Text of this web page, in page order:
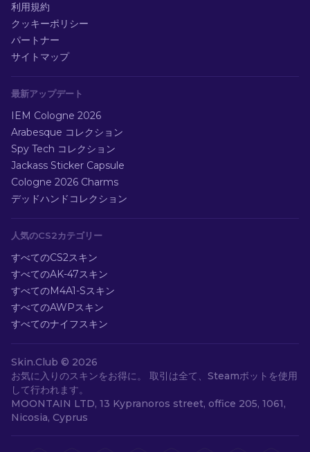
利用規約
クッキーポリシー
パートナー
サイトマップ
最新アップデート
IEM Cologne 2026
Arabesque コレクション
Spy Tech コレクション
Jackass Sticker Capsule
Cologne 2026 Charms
デッドハンドコレクション
人気のCS2カテゴリー
すべてのCS2スキン
すべてのAK-47スキン
すべてのM4A1-Sスキン
すべてのAWPスキン
すべてのナイフスキン
Skin.Club © 2026
お気に入りのスキンをお得に。 取引は全て、Steamボットを使用
して行われます。
MOONTAIN LTD, 13 Kypranoros street, office 205, 1061,
Nicosia, Cyprus